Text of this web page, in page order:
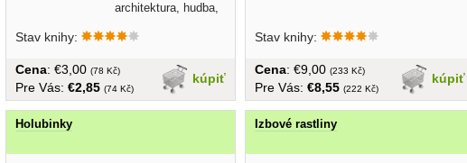
architektura, hudba,
Stav knihy:
kúpiť
Cena: €3,00 (78 Kč)
Pre Vás: €2,85 (74 Kč)
Stav knihy:
kúpiť
Cena: €9,00 (233 Kč)
Pre Vás: €8,55 (222 Kč)
Holubinky Izbové rastliny